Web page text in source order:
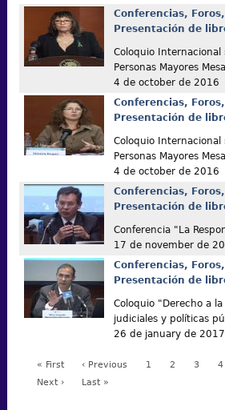
Conferencias,
Presentación de
Coloquio Internacional
Personas Mayores
4 de october de 2016
Conferencias,
Presentación de
Coloquio Internacional
Personas Mayores
4 de october de 2016
Conferencias,
Presentación de
Conferencia "La
17 de november de
Conferencias,
Presentación de
Coloquio "Derecho a
judiciales y políticas
26 de january de 2017
« First ‹ Previous 1 2 3
4
Next ›
Last »